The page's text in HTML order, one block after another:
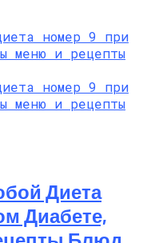
Диета
Диабете,